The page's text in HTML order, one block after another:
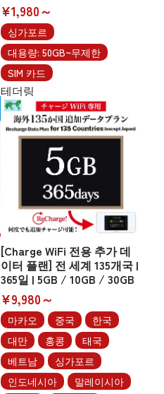
¥1,980～
싱가포르
대용량: 50GB~무제한
SIM 카드
테더링
[Charge WiFi 전용 추가 데
이터 플랜] 전 세계 135개국 |
365일 | 5GB / 10GB / 30GB
¥9,980～
마카오 중국
한국
대만
홍콩
태국
베트남
싱가포르
인도네시아
말레이시아